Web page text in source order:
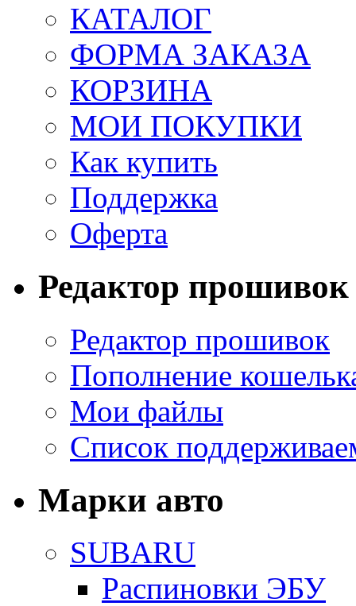
КАТАЛОГ
ФОРМА ЗАКАЗА
КОРЗИНА
МОИ ПОКУПКИ
Как купить
Поддержка
Оферта
Редактор прошивок
Редактор прошивок
Пополнение
Мои файлы
Список
Марки авто
SUBARU
Распиновки ЭБУ